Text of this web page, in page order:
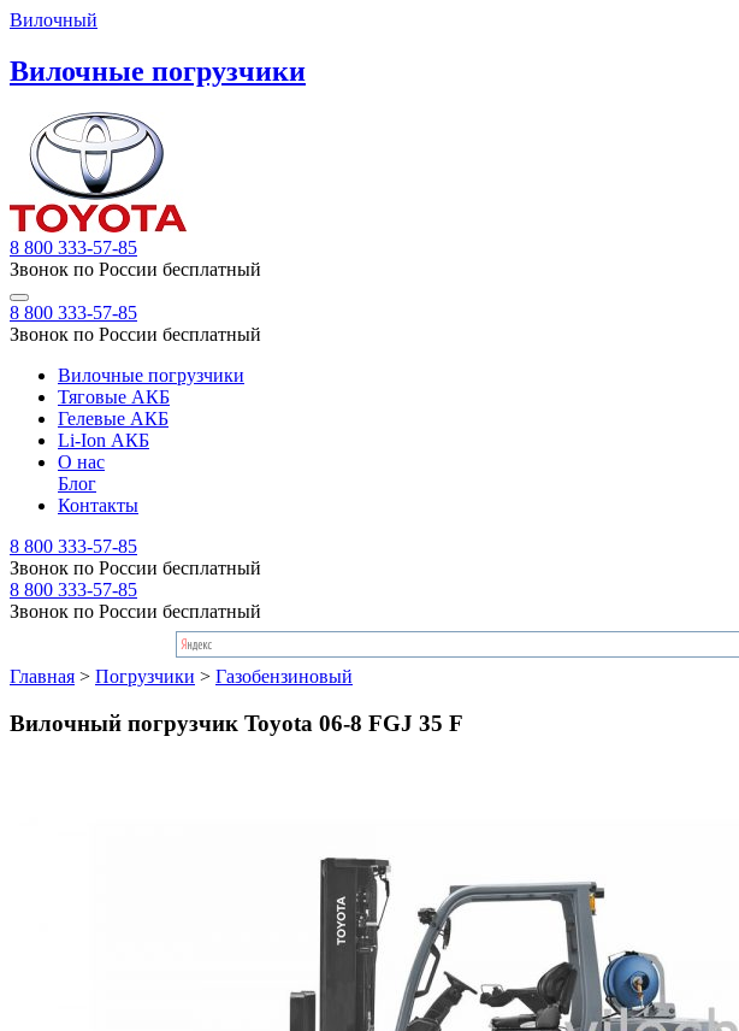
Вилочный
Вилочные погрузчики
8 800 333-57-85
Звонок по России бесплатный
8 800 333-57-85
Звонок по России бесплатный
Вилочные погрузчики
Тяговые АКБ
Гелевые АКБ
Li-Ion АКБ
О нас
Блог
Контакты
8 800 333-57-85
Звонок по России бесплатный
8 800 333-57-85
Звонок по России бесплатный
Главная > Погрузчики > Газобензиновый
Вилочный погрузчик Toyota 06-8 FGJ 35 F